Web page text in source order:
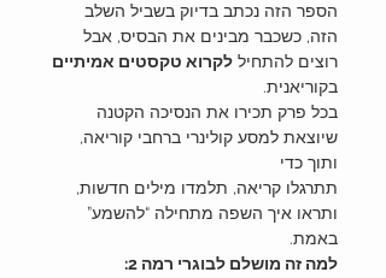
הספר הזה נכתב בדיוק בשביל השלב
הזה, כשכבר מבינים את הבסיס, אבל
רוצים להתחיל לקרוא טקסטים אמיתיים
בקוריאנית.
בכל פרק תכירו את הנסיכה הקטנה
שיוצאת למסע קולינרי ברחבי קוריאה,
ותוך כדי
תתרגלו קריאה, תלמדו מילים חדשות,
ותראו איך השפה מתחילה “להשמע”
באמת.
למה זה מושלם לבוגרי רמה 2: